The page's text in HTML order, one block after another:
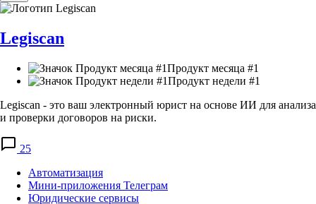
Legiscan
Продукт месяца #1
Продукт недели #1
Legiscan - это ваш электронный юрист на основе ИИ для анализа
и проверки договоров на риски.
25
Автоматизация
Мини-приложения Телеграм
Юридические сервисы